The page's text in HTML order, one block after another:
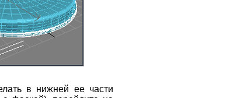
в нижней ее части